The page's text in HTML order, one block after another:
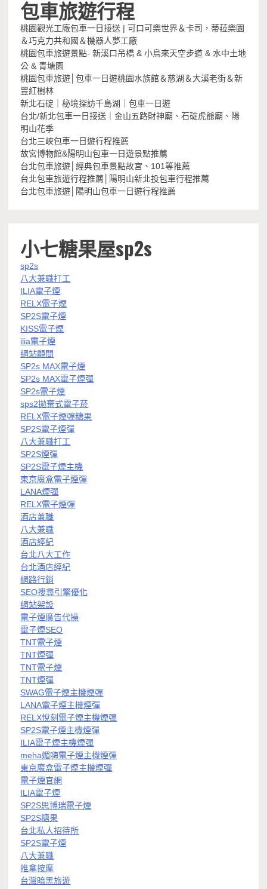
包車旅遊行程
桃園觀光工廠包車一日接送 | 可口可樂世界＆卡司，蒂菈樂園
＆巧克力共和國＆機器人夢工廠
桃園包車旅遊景點- 新溪口吊橋 & 小烏來天空步道 & 水中土地
公 & 青塘園
桃園包車旅遊│包車一日遊桃園水族館＆慈湖＆大溪老街＆新
豐紅樹林
新北石碇｜秘境探訪千島湖｜包車一日遊
台北/新北包車一日接送｜金山五路財神廟、石碇虎爺廟、陽
明山花季
台北三峽包車一日遊行程推薦
故宮博物館&陽明山包車一日遊景點推薦
台北包車旅遊│經典包車景點故宮、101等推薦
台北包車旅遊行程推薦│陽明山新北投包車行程推薦
台北包車旅遊│陽明山包車一日遊行程推薦
小七糖果屋sp2s
sp2s
八大兼職打工
ILIA電子煙
RELX電子煙
SP2S電子煙
KISS電子煙
ilia電子煙
網站顧問
SP2s MAX電子煙
SP2s MAX電子煙彈
SP2s電子煙
sps2拋棄式電子菸
RELX電子煙彈糖果
SP2S電子煙彈
八大兼職打工
SP2S煙彈
SP2S電子煙主機
東京魔盒電子煙彈
LANA煙彈
RELX電子煙彈
酒店兼職
八大兼職
酒店經紀
台北八大工作
台北酒店經紀
網路行銷
SEO搜尋引擎優化
網站架設
電子煙廣告代操
電子煙SEO
TNT電子煙
TNT煙彈
TNT電子煙
TNT煙彈
SWAG電子煙主機煙彈
LANA電子煙主機煙彈
RELX悅刻電子煙主機煙彈
SP2S電子煙主機煙彈
ILIA電子煙主機煙彈
meha媚嗨電子煙主機煙彈
東京魔盒電子煙主機煙彈
電子煙官網
ILIA電子煙
SP2S思博瑞電子煙
SP2S糖果
台北私人招待所
SP2S電子煙
八大兼職
推拿按摩
台灣暗黑旅遊